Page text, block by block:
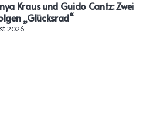
Kraus und Guido Cantz: Zwei
„Glücksrad“
2026